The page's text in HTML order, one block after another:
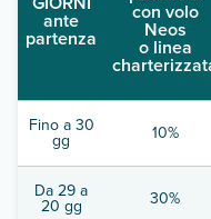
ante
partenza
con volo
Neos
o linea
Fino a 30
gg 10%
Da 29 a
20 gg 30%